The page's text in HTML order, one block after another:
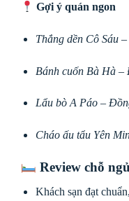
Gợi ý quán ngon
Thắng dền Cô Sáu
Bánh cuốn Bà Hà –
Lẩu bò A Páo –
Cháo ấu tẩu Yên
Review chỗ
Khách sạn đạt